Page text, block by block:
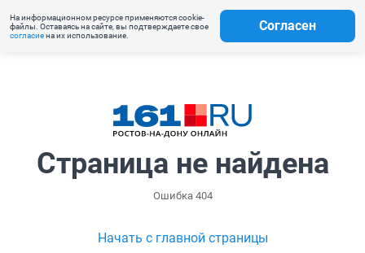
На информационном ресурсе применяются cookie-
файлы. Оставаясь на сайте, вы подтверждаете свое
согласиена их использование.
Согласен
Страница не найдена
Ошибка 404
Начать с главной страницы